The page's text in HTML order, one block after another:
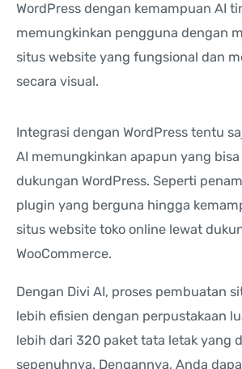
WordPress dengan kemampuan AI
memungkinkan pengguna dengan
situs website yang fungsional dan
secara visual.
Integrasi dengan WordPress tentu
AI memungkinkan apapun yang
dukungan WordPress. Seperti
plugin yang berguna hingga
situs website toko online lewat
WooCommerce.
Dengan Divi AI, proses pembuatan
lebih efisien dengan perpustakaan
lebih dari 320 paket tata letak yang
sepenuhnya. Dengannya, Anda